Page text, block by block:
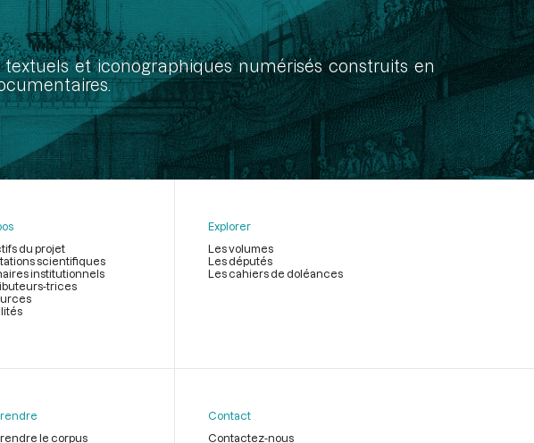
et iconographiques numérisés construits en
du projet
scientifiques
institutionnels
trices
Explorer
Les volumes
Les députés
Les cahiers de doléances
le corpus
Contact
Contactez-nous